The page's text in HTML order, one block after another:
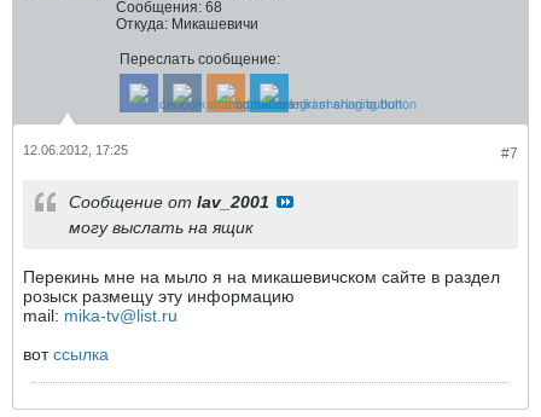
Сообщения: 68
Откуда: Микашевичи
Переслать сообщение:
#7
12.06.2012, 17:25
Сообщение от lav_2001
могу выслать на ящик
Перекинь мне на мыло я на микашевичском сайте в раздел
розыск размещу эту информацию
mail: mika-tv@list.ru
вотссылка